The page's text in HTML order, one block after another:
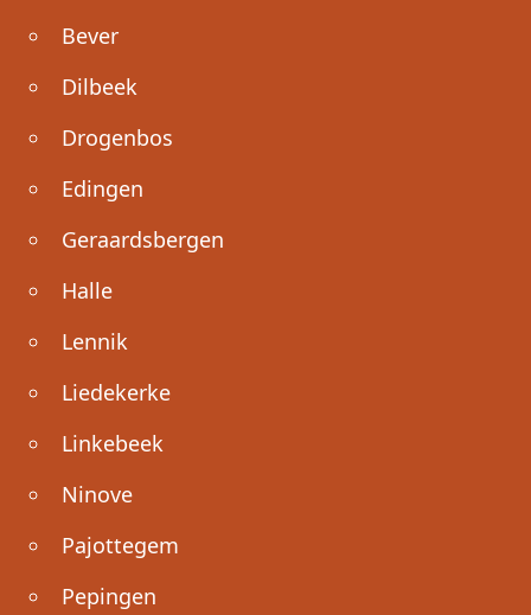
Bever
Dilbeek
Drogenbos
Edingen
Geraardsbergen
Halle
Lennik
Liedekerke
Linkebeek
Ninove
Pajottegem
Pepingen